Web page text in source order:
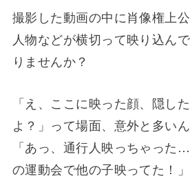
撮影した動画の中に肖像権上
人物などが横切って映り込ん
りませんか？
「え、ここに映った顔、隠し
よ？」って場面、意外と多い
「あっ、通行人映っちゃった
の運動会で他の子映ってた！